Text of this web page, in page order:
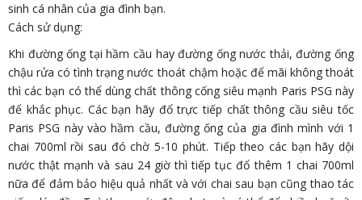
sinh cá nhân của gia đình bạn.
Cách sử dụng:
Khi đường ống tại hầm cầu hay đường ống nước thải, đường ống
chậu rửa có tình trạng nước thoát chậm hoặc để mãi không thoát
thì các bạn có thể dùng chất thông cống siêu mạnh Paris PSG này
để khắc phục. Các bạn hãy đổ trực tiếp chất thông cầu siêu tốc
Paris PSG này vào hầm cầu, đường ống của gia đình mình với 1
chai 700ml rồi sau đó chờ 5-10 phút. Tiếp theo các bạn hãy dội
nước thật mạnh và sau 24 giờ thì tiếp tục đổ thêm 1 chai 700ml
nữa để đảm bảo hiệu quả nhất và với chai sau bạn cũng thao tác